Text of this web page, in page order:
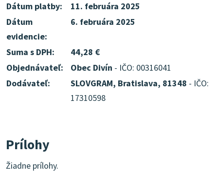
Dátum platby:
11. februára 2025
Dátum
evidencie:
6. februára 2025
Suma s DPH:
44,28 €
Objednávateľ:
Obec Divín - IČO: 00316041
Dodávateľ:
SLOVGRAM, Bratislava, 81348 - IČO:
17310598
Prílohy
Žiadne prílohy.